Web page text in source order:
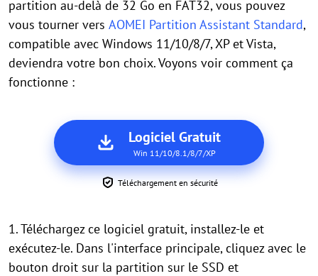
partition au-delà de 32 Go en FAT32, vous pouvez
vous tourner vers AOMEI Partition Assistant Standard,
compatible avec Windows 11/10/8/7, XP et Vista,
deviendra votre bon choix. Voyons voir comment ça
fonctionne :
Logiciel Gratuit
Win 11/10/8.1/8/7/XP
Téléchargement en sécurité
1. Téléchargez ce logiciel gratuit, installez-le et
exécutez-le. Dans l'interface principale, cliquez avec le
bouton droit sur la partition sur le SSD et